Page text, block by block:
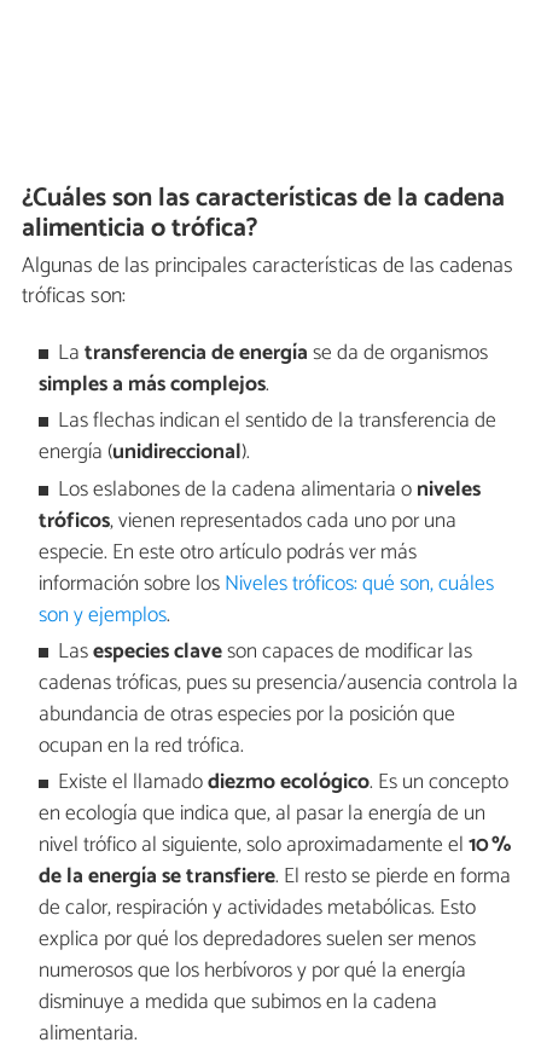
¿Cuáles son las características de la cadena
alimenticia o trófica?
Algunas de las principales características de las cadenas
tróficas son:
Latransferencia de energíase da de organismos
simples a más complejos.
Las flechas indican el sentido de la transferencia de
energía (unidireccional).
Los eslabones de la cadena alimentaria oniveles
tróficos, vienen representados cada uno por una
especie. En este otro artículo podrás ver más
información sobre losNiveles tróficos: qué son, cuáles
son y ejemplos.
Lasespecies claveson capaces de modificar las
cadenas tróficas, pues su presencia/ausencia controla la
abundancia de otras especies por la posición que
ocupan en la red trófica.
Existe el llamadodiezmo ecológico. Es un concepto
en ecología que indica que, al pasar la energía de un
nivel trófico al siguiente, solo aproximadamente el10 %
de la energía se transfiere. El resto se pierde en forma
de calor, respiración y actividades metabólicas. Esto
explica por qué los depredadores suelen ser menos
numerosos que los herbívoros y por qué la energía
disminuye a medida que subimos en la cadena
alimentaria.